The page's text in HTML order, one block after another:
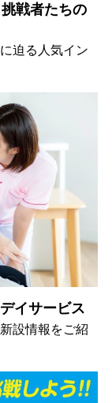
戦者たちの
迫る人気イン
イサービス
設情報をご紹